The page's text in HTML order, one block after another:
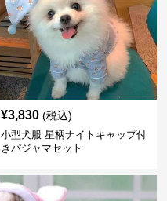
¥3,830 (税込)
小型犬服 星柄ナイトキャップ付
きパジャマセット